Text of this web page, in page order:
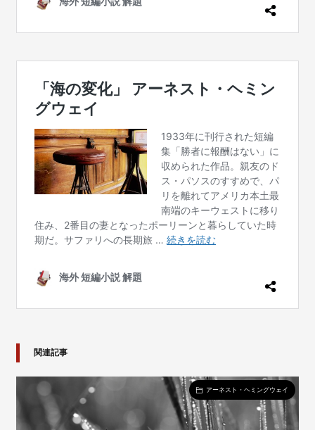
関連記事
アーネスト・ヘミングウェイ